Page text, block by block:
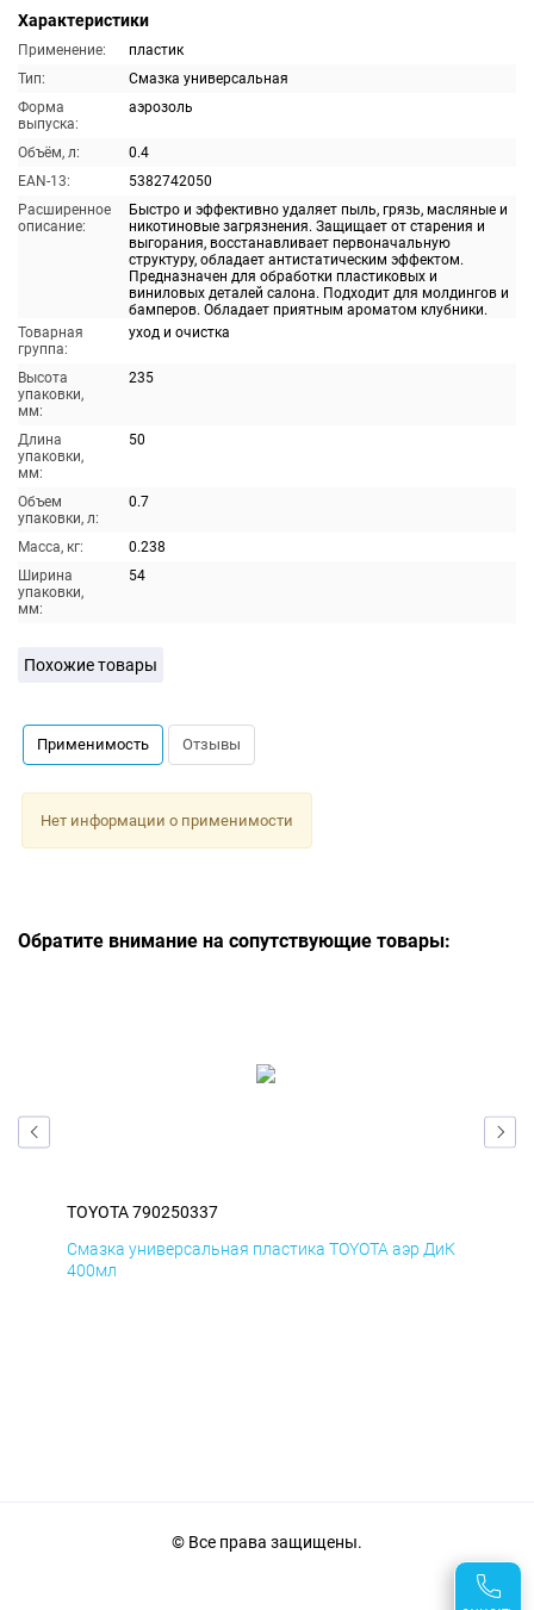
Характеристики
Применение:
пластик
Тип:
Смазка универсальная
Форма
выпуска:
аэрозоль
Объём, л:
0.4
EAN-13:
5382742050
Расширенное
описание:
Быстро и эффективно удаляет пыль, грязь, масляные и
никотиновые загрязнения. Защищает от старения и
выгорания, восстанавливает первоначальную
структуру, обладает антистатическим эффектом.
Предназначен для обработки пластиковых и
виниловых деталей салона. Подходит для молдингов и
бамперов. Обладает приятным ароматом клубники.
Товарная
группа:
уход и очистка
Высота
упаковки,
мм:
235
Длина
упаковки,
мм:
50
Объем
упаковки, л:
0.7
Масса, кг:
0.238
Ширина
упаковки,
мм:
54
Похожие товары
Применимость Отзывы
Нет информации о применимости
Обратите внимание на сопутствующие товары:
TOYOTA 790250337
Смазка универсальная пластика TOYOTA аэр ДиК
400мл
© Все права защищены.